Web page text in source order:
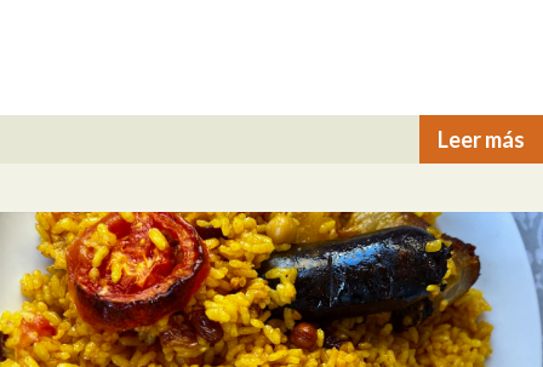
Leer más